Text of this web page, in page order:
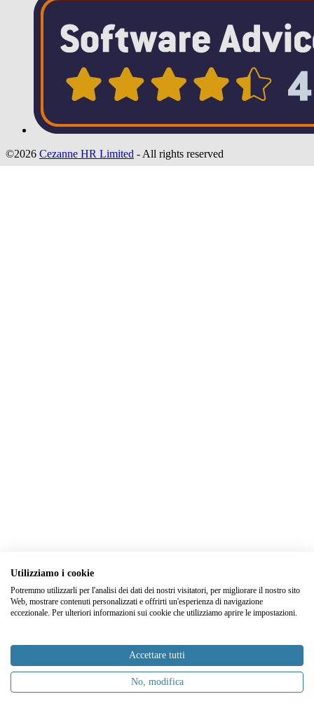
©2026 Cezanne HR Limited - All rights reserved
Utilizziamo i cookie
Potremmo utilizzarli per l'analisi dei dati dei nostri visitatori, per migliorare il nostro sito
Web, mostrare contenuti personalizzati e offrirti un'esperienza di navigazione
eccezionale. Per ulteriori informazioni sui cookie che utilizziamo aprire le impostazioni.
Accettare tutti
No, modifica